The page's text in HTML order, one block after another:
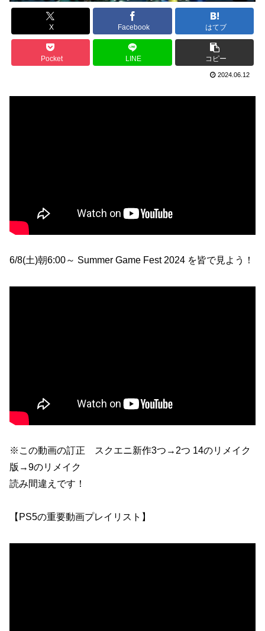
X Facebook はてブ
Pocket LINE コピー
2024.06.12
6/8(土)朝6:00～ Summer Game Fest 2024 を皆で見よう！
※この動画の訂正 スクエニ新作3つ→2つ 14のリメイク
版→9のリメイク
読み間違えです！
【PS5の重要動画プレイリスト】